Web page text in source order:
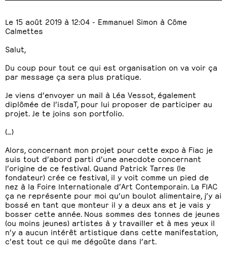
Le 15 août 2019 à 12:04 - Emmanuel Simon à Côme
Calmettes
Salut,
Du coup pour tout ce qui est organisation on va voir ça
par message ça sera plus pratique.
Je viens d’envoyer un mail à Léa Vessot, également
diplômée de l’isdaT, pour lui proposer de participer au
projet. Je te joins son portfolio.
(…)
Alors, concernant mon projet pour cette expo à Fiac je
suis tout d’abord parti d’une anecdote concernant
l’origine de ce festival. Quand Patrick Tarres (le
fondateur) crée ce festival, il y voit comme un pied de
nez à la Foire Internationale d’Art Contemporain. La FIAC
ça ne représente pour moi qu’un boulot alimentaire, j’y ai
bossé en tant que monteur il y a deux ans et je vais y
bosser cette année. Nous sommes des tonnes de jeunes
(ou moins jeunes) artistes à y travailler et à mes yeux il
n’y a aucun intérêt artistique dans cette manifestation,
c’est tout ce qui me dégoûte dans l’art.